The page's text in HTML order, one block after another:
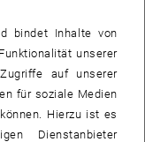
bindet Inhalte von
unserer
auf unserer
für soziale Medien
Hierzu ist es
Dienstanbieter